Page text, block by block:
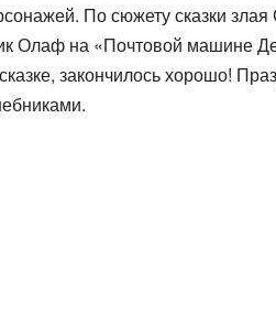
По сюжету сказки
Олаф на «Почтовой машине
закончилось хорошо!